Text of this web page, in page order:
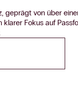
geprägt von über
Fokus auf